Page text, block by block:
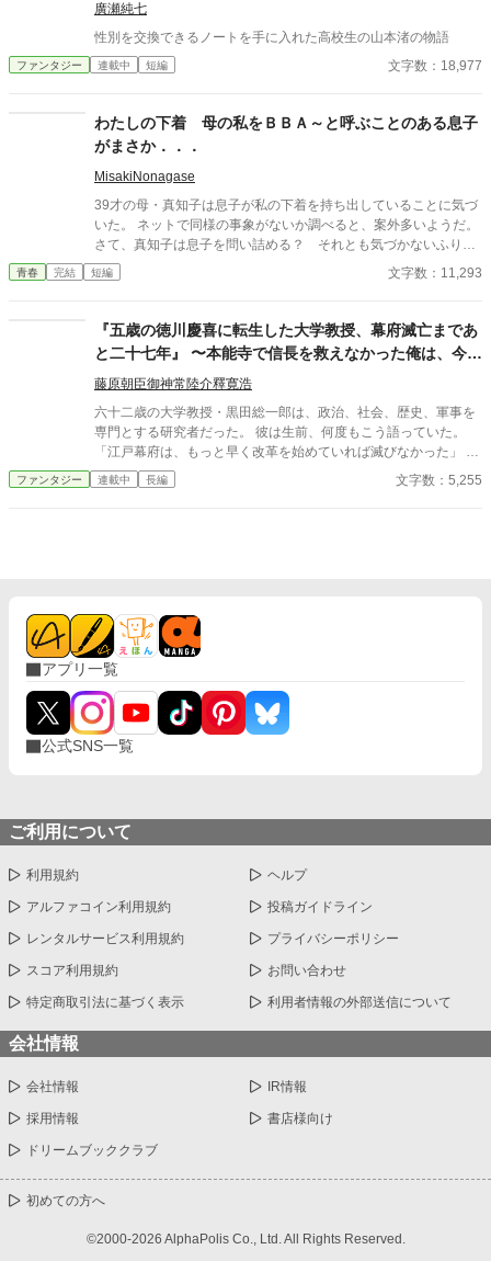
彼自身が「歪んだ」と感じる過去の断片であり、深い恥ずかしさ
と自己嫌悪を伴う記憶です。 しかし、この物語の核心は、単なる
はず」の母親が、なぜ一言も問い詰めず、誰にも告げず、ただ静
優しさが横たわっています。 センシティブな題材を、露骨な描写
や扇情的な表現に頼ることなく、あくまで颯真の内省的な視点か
ら丁寧に紡ぎ出しています。読者は、主人公の痛みと恥ずかしさ
重みと温かさを感じ取ることでしょう。 これは、一つの過ちと、
その赦しについての物語です。また、成長とは時に恥ずかしい過
去を背負いながら、他者の無償の寛容さによって初めて前を向け
るようになる過程であること、そして家族の愛が最も深く現れる
添いながら、ページをめくってください。
廣瀬純七
性別を交換できるノートを手に入れた高校生の山本渚の物語
ファンタジー 連載中 短編 文字数：18,977
わたしの下着 母の私をＢＢＡ～と呼ぶことのある息子
がまさか．．．
MisakiNonagase
39才の母・真知子は息子が私の下着を持ち出していることに気づ
いた。 ネットで同様の事象がないか調べると、案外多いようだ。
さて、真知子は息子を問い詰める？ それとも気づかないふりを
青春 完結 短編 文字数：11,293
『五歳の徳川慶喜に転生した大学教授、幕府滅亡まであ
と二十七年』 〜本能寺で信長を救えなかった俺は、今度
こそ江戸幕府を終わらせない〜
藤原朝臣御神常陸介釋寛浩
六十二歳の大学教授・黒田総一郎は、政治、社会、歴史、軍事を
専門とする研究者だった。 彼は生前、何度もこう語っていた。
「江戸幕府は、もっと早く改革を始めていれば滅びなかった」 だ
が、死後に目を覚ました彼がなっていたのは――。 後に江戸幕府
最後の将軍となる、五歳の徳川慶喜だった。 黒船来航まで、あと
政治。 そして、徳川幕府そのものの近代国家化。 だが、未来を知
っているだけでは人間は動かせない。 父・徳川斉昭は怒鳴る。 井
伊直弼とは命懸けで対立する。 勝海舟は言うことを聞かない。 坂
本龍馬は幕府の悪口を言う。 西郷隆盛は敵になる。 大久保利通
も、高杉晋作も、桂小五郎も、それぞれの正義を持っている。 正
論だけでは国は動かない。 歴史上の偉人たちは、誰一人として主
人公の都合よく動いてはくれない。 それでも慶喜は諦めない。
にも、 薩長にも、 内戦にも負けない国を作るために。 これは未
来を知る大学教授が、面倒くさすぎる幕末の怪物たちと喧嘩し、
笑い、時には泣きながら、日本史そのものを書き換えていく物
歴史改変は、五歳の徳川慶喜から始まる。
ファンタジー 連載中 長編 文字数：5,255
アプリ一覧
公式SNS一覧
ご利用について
利用規約 ヘルプ
アルファコイン利用規約 投稿ガイドライン
レンタルサービス利用規約 プライバシーポリシー
スコア利用規約 お問い合わせ
特定商取引法に基づく表示 利用者情報の外部送信について
会社情報
会社情報 IR情報
採用情報 書店様向け
ドリームブッククラブ
初めての方へ
©2000-2026 AlphaPolis Co., Ltd. All Rights Reserved.